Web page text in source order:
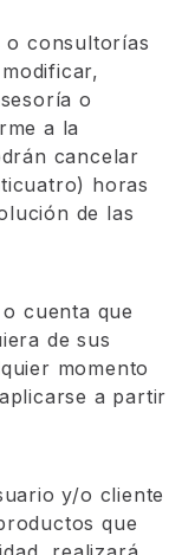
o consultorías
o
a la
cancelar
horas
de las
cuenta que
de sus
momento
a partir
y/o cliente
que